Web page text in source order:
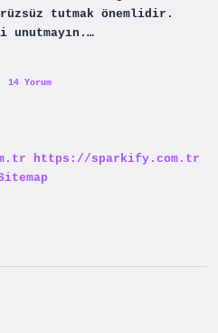
tutmak önemlidir.
unutmayın.…
14 Yorum
https://sparkify.com.tr